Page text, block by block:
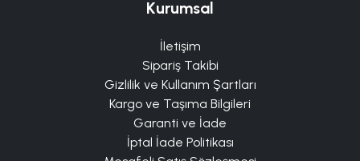
Kurumsal
İletişim
Sipariş Takibi
Gizlilik ve Kullanım Şartları
Kargo ve Taşıma Bilgileri
Garanti ve İade
İptal İade Politikası